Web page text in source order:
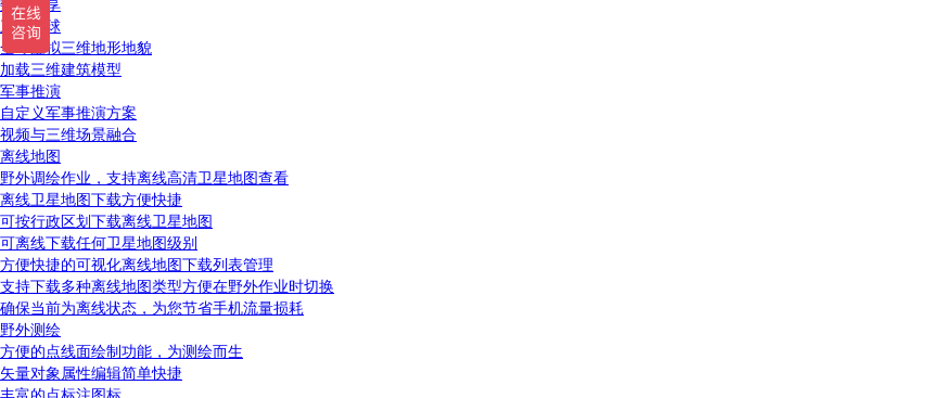
三维地球
全球虚拟三维地形地貌
加载三维建筑模型
军事推演
自定义军事推演方案
视频与三维场景融合
离线地图
野外调绘作业，支持离线高清卫星地图查看
离线卫星地图下载方便快捷
可按行政区划下载离线卫星地图
可离线下载任何卫星地图级别
方便快捷的可视化离线地图下载列表管理
支持下载多种离线地图类型方便在野外作业时切换
确保当前为离线状态，为您节省手机流量损耗
野外测绘
方便的点线面绘制功能，为测绘而生
矢量对象属性编辑简单快捷
丰富的点标注图标